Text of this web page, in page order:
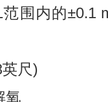
围内的±0.1
尺)
氧